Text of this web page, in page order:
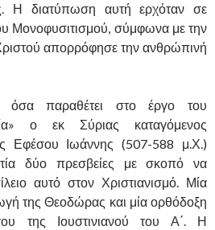
Η διατύπωση αυτή ερχόταν σε
Μονοφυσιτισμού, σύμφωνα με την
απορρόφησε την ανθρώπινή
παραθέτει στο έργο του
ο εκ Σύριας καταγόμενος
Εφέσου Ιωάννης (507-588 μ.Χ.)
δύο πρεσβείες με σκοπό να
αυτό στον Χριστιανισμό. Μία
της Θεοδώρας και μία ορθόδοξη
της Ιουστινιανού του Α΄. Η